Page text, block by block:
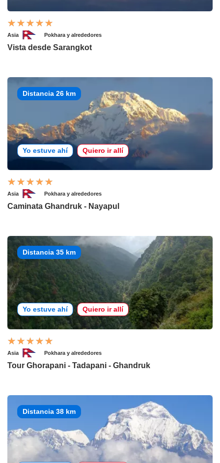
Asia Pokhara y alrededores
Vista desde Sarangkot
Distancia 26 km
Yo estuve ahí Quiero ir allí
Asia Pokhara y alrededores
Caminata Ghandruk - Nayapul
Distancia 35 km
Yo estuve ahí Quiero ir allí
Asia Pokhara y alrededores
Tour Ghorapani - Tadapani - Ghandruk
Distancia 38 km